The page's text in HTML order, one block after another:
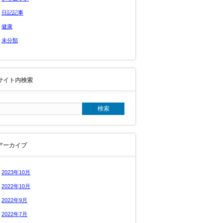
日記記事
健康
未分類
イト内検索
ーカイブ
2023年10月
2022年10月
2022年9月
2022年7月